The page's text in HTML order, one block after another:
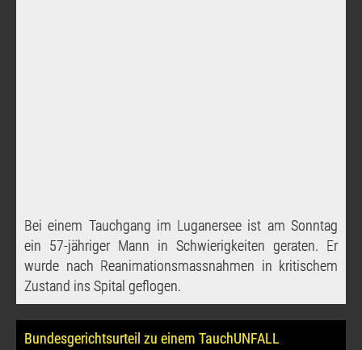
Bei einem Tauchgang im Luganersee ist am Sonntag
ein 57-jähriger Mann in Schwierigkeiten geraten. Er
wurde nach Reanimationsmassnahmen in kritischem
Zustand ins Spital geflogen.
Bundesgerichtsurteil zu einem TauchUNFALL